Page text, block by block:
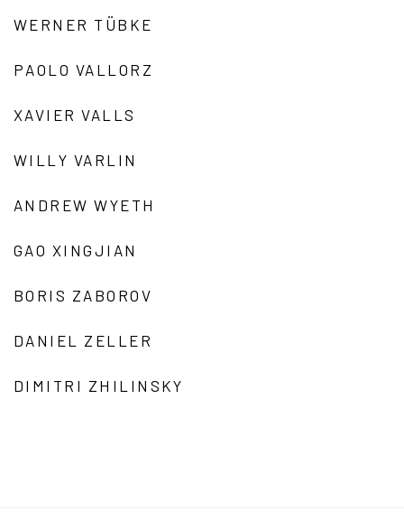
WERNER TÜBKE
PAOLO VALLORZ
XAVIER VALLS
WILLY VARLIN
ANDREW WYETH
GAO XINGJIAN
BORIS ZABOROV
DANIEL ZELLER
DIMITRI ZHILINSKY